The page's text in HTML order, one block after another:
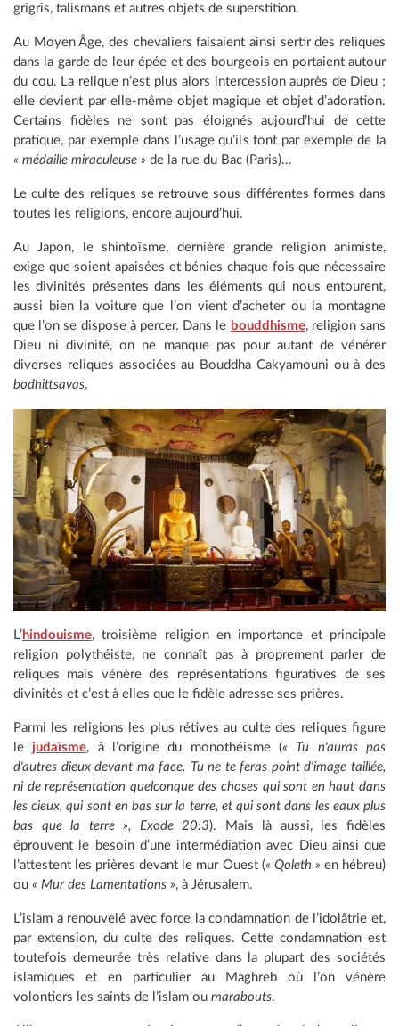
grigris, talismans et autres objets de superstition.
Au Moyen Âge, des chevaliers faisaient ainsi sertir des reliques
dans la garde de leur épée et des bourgeois en portaient autour
du cou. La relique n’est plus alors intercession auprès de Dieu ;
elle devient par elle-même objet magique et objet d’adoration.
Certains fidèles ne sont pas éloignés aujourd’hui de cette
pratique, par exemple dans l’usage qu’ils font par exemple de la
« médaille miraculeuse » de la rue du Bac (Paris)…
Le culte des reliques se retrouve sous différentes formes dans
toutes les religions, encore aujourd’hui.
Au Japon, le shintoïsme, dernière grande religion animiste,
exige que soient apaisées et bénies chaque fois que nécessaire
les divinités présentes dans les éléments qui nous entourent,
aussi bien la voiture que l’on vient d’acheter ou la montagne
que l’on se dispose à percer. Dans le bouddhisme, religion sans
Dieu ni divinité, on ne manque pas pour autant de vénérer
diverses reliques associées au Bouddha Cakyamouni ou à des
bodhittsavas.
L’hindouisme, troisième religion en importance et principale
religion polythéiste, ne connaît pas à proprement parler de
reliques mais vénère des représentations figuratives de ses
divinités et c’est à elles que le fidèle adresse ses prières.
Parmi les religions les plus rétives au culte des reliques figure
lejudaïsme, à l’origine du monothéisme (« Tu n'auras pas
d'autres dieux devant ma face. Tu ne te feras point d'image taillée,
ni de représentation quelconque des choses qui sont en haut dans
les cieux, qui sont en bas sur la terre, et qui sont dans les eaux plus
bas que la terre », Exode 20:3). Mais là aussi, les fidèles
éprouvent le besoin d’une intermédiation avec Dieu ainsi que
l’attestent les prières devant le mur Ouest (« Qoleth » en hébreu)
ou « Mur des Lamentations », à Jérusalem.
L’islam a renouvelé avec force la condamnation de l’idolâtrie et,
par extension, du culte des reliques. Cette condamnation est
toutefois demeurée très relative dans la plupart des sociétés
islamiques et en particulier au Maghreb où l’on vénère
volontiers les saints de l’islam ou marabouts.